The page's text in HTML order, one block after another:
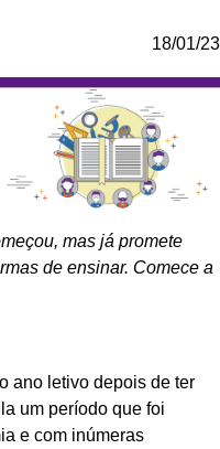
18/01/23
mas já promete
de ensinar. Comece a
ano letivo depois de ter
um período que foi
e com inúmeras